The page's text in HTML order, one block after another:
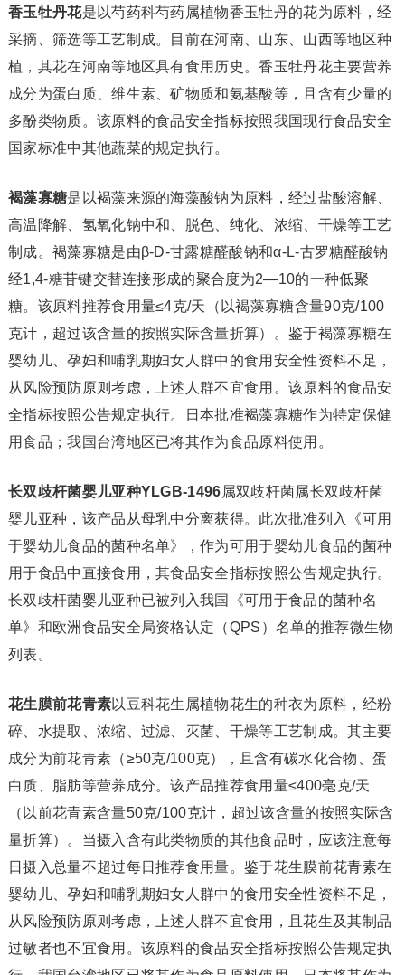
香玉牡丹花是以芍药科芍药属植物香玉牡丹的花为原料，经
采摘、筛选等工艺制成。目前在河南、山东、山西等地区种
植，其花在河南等地区具有食用历史。香玉牡丹花主要营养
成分为蛋白质、维生素、矿物质和氨基酸等，且含有少量的
多酚类物质。该原料的食品安全指标按照我国现行食品安全
国家标准中其他蔬菜的规定执行。
褐藻寡糖是以褐藻来源的海藻酸钠为原料，经过盐酸溶解、
高温降解、氢氧化钠中和、脱色、纯化、浓缩、干燥等工艺
制成。褐藻寡糖是由β-D-甘露糖醛酸钠和α-L-古罗糖醛酸钠
经1,4-糖苷键交替连接形成的聚合度为2—10的一种低聚
糖。该原料推荐食用量≤4克/天（以褐藻寡糖含量90克/100
克计，超过该含量的按照实际含量折算）。鉴于褐藻寡糖在
婴幼儿、孕妇和哺乳期妇女人群中的食用安全性资料不足，
从风险预防原则考虑，上述人群不宜食用。该原料的食品安
全指标按照公告规定执行。日本批准褐藻寡糖作为特定保健
用食品；我国台湾地区已将其作为食品原料使用。
长双歧杆菌婴儿亚种YLGB-1496属双歧杆菌属长双歧杆菌
婴儿亚种，该产品从母乳中分离获得。此次批准列入《可用
于婴幼儿食品的菌种名单》，作为可用于婴幼儿食品的菌种
用于食品中直接食用，其食品安全指标按照公告规定执行。
长双歧杆菌婴儿亚种已被列入我国《可用于食品的菌种名
单》和欧洲食品安全局资格认定（QPS）名单的推荐微生物
列表。
花生膜前花青素以豆科花生属植物花生的种衣为原料，经粉
碎、水提取、浓缩、过滤、灭菌、干燥等工艺制成。其主要
成分为前花青素（≥50克/100克），且含有碳水化合物、蛋
白质、脂肪等营养成分。该产品推荐食用量≤400毫克/天
（以前花青素含量50克/100克计，超过该含量的按照实际含
量折算）。当摄入含有此类物质的其他食品时，应该注意每
日摄入总量不超过每日推荐食用量。鉴于花生膜前花青素在
婴幼儿、孕妇和哺乳期妇女人群中的食用安全性资料不足，
从风险预防原则考虑，上述人群不宜食用，且花生及其制品
过敏者也不宜食用。该原料的食品安全指标按照公告规定执